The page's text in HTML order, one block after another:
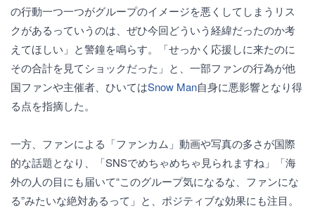
の行動一つ一つがグループのイメージを悪くしてしまうリス
クがあるっていうのは、ぜひ今回どういう経緯だったのか考
えてほしい」と警鐘を鳴らす。「せっかく応援しに来たのに
その合計を見てショックだった」と、一部ファンの行為が他
国ファンや主催者、ひいてはSnow Man自身に悪影響となり得
る点を指摘した。
一方、ファンによる「ファンカム」動画や写真の多さが国際
的な話題となり、「SNSでめちゃめちゃ見られますね」「海
外の人の目にも届いて“このグループ気になるな、ファンにな
る”みたいな絶対あるって」と、ポジティブな効果にも注目。